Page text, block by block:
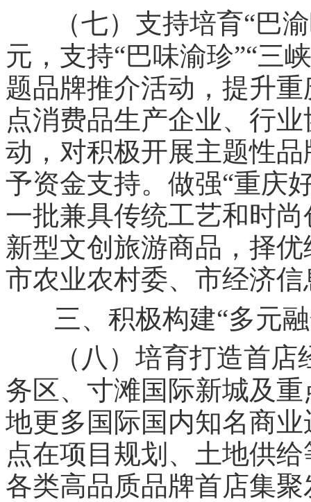
（七）支持培育“巴
元，支持“巴味渝珍”“三
题品牌推介活动，提升
点消费品生产企业、行
动，对积极开展主题性
予资金支持。做强“重庆
一批兼具传统工艺和时
新型文创旅游商品，择
市农业农村委、市经济
三、积极构建“多元
（八）培育打造首
务区、寸滩国际新城及
地更多国际国内知名商
点在项目规划、土地供
各类高品质品牌首店集